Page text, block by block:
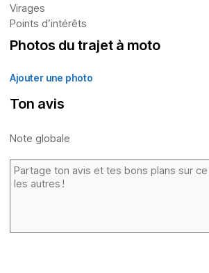
Virages
Points d’intérêts
Photos du trajet à moto
Ajouter une photo
Ton avis
Note globale